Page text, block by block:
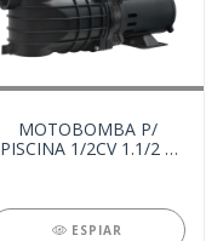
MOTOBOMBA P/
PISCINA 1/2CV 1.1/2 X
ESPIAR